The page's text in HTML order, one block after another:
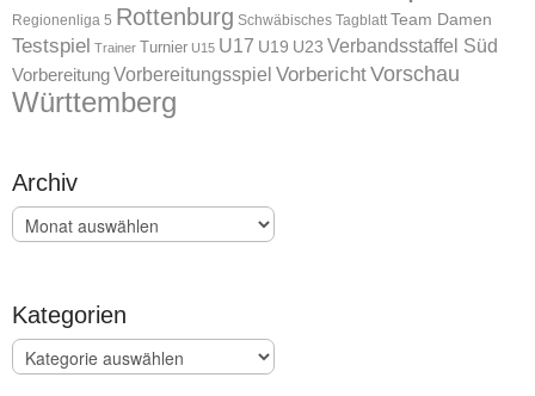
Regionenliga 5 Rottenburg Schwäbisches Tagblatt Team Damen
Testspiel Trainer Turnier U15 U17 U19 U23 Verbandsstaffel Süd
VorbereitungVorbereitungsspiel VorberichtVorschau
Württemberg
Archiv
Archiv
Kategorien
Kategorien